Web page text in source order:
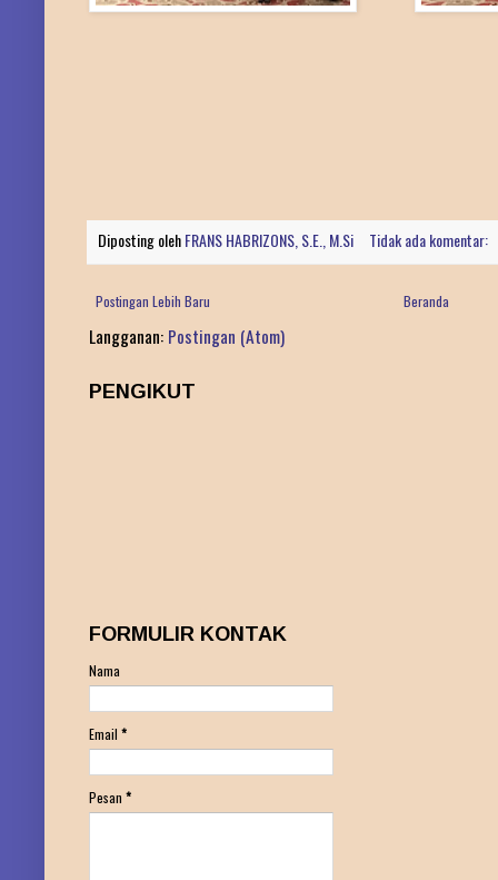
Diposting olehFRANS HABRIZONS, S.E., M.Si Tidak ada komentar:
Postingan Lebih Baru Beranda
Langganan: Postingan (Atom)
PENGIKUT
FORMULIR KONTAK
Nama
Email *
Pesan *